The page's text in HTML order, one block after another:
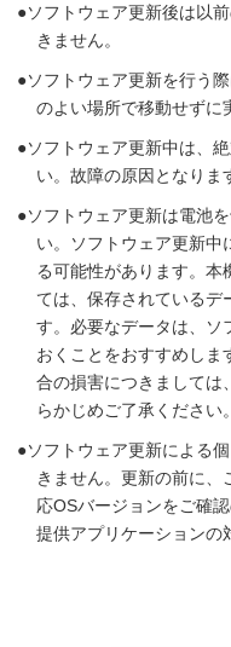
ソフトウェア更新後は以
きません。
ソフトウェア更新を行う
のよい場所で移動せずに
ソフトウェア更新中は、
い。故障の原因となりま
ソフトウェア更新は電池
い。ソフトウェア更新中
る可能性があります。本
ては、保存されているデ
す。必要なデータは、ソ
おくことをおすすめしま
合の損害につきましては
らかじめご了承ください。
ソフトウェア更新による
きません。更新の前に
応OSバージョンをご確
提供アプリケーションの